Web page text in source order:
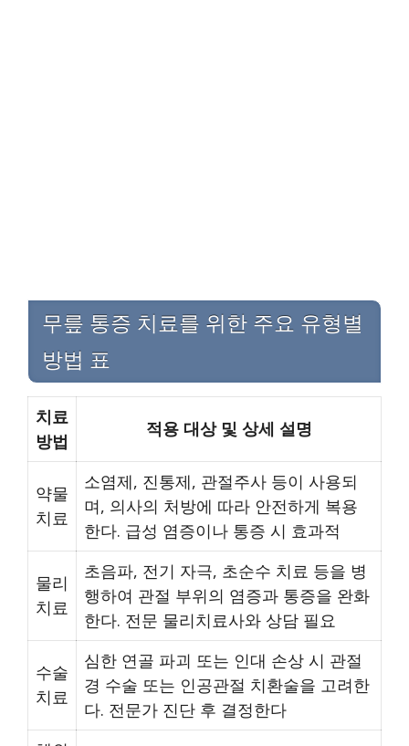
무릎 통증 치료를 위한 주요 유형별
방법 표
치료
방법
적용 대상 및 상세 설명
약물
치료
소염제, 진통제, 관절주사 등이 사용되
며, 의사의 처방에 따라 안전하게 복용
한다. 급성 염증이나 통증 시 효과적
물리
치료
초음파, 전기 자극, 초순수 치료 등을 병
행하여 관절 부위의 염증과 통증을 완화
한다. 전문 물리치료사와 상담 필요
수술
치료
심한 연골 파괴 또는 인대 손상 시 관절
경 수술 또는 인공관절 치환술을 고려한
다. 전문가 진단 후 결정한다